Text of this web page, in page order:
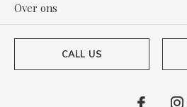
Over ons
CALL US